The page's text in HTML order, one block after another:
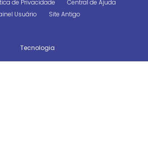
de Privacidade
Central de Ajuda
Usuário
Site Antigo
Tecnologia